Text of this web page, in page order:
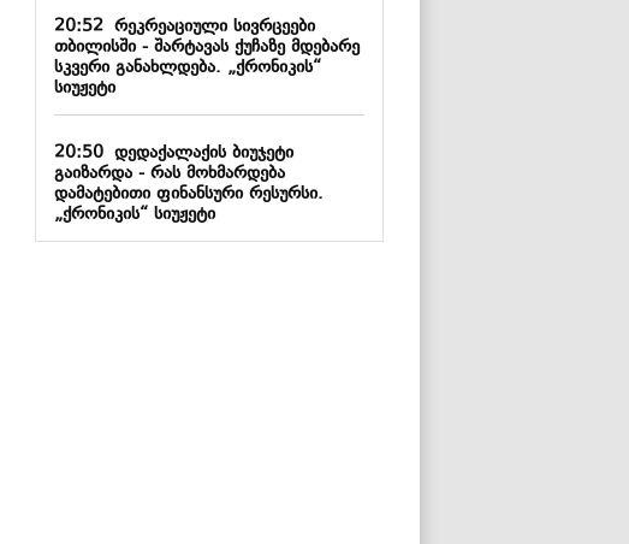
20:52რეკრეაციული სივრცეები
თბილისში - შარტავას ქუჩაზე მდებარე
სკვერი განახლდება. „ქრონიკის“
სიუჟეტი
20:50დედაქალაქის ბიუჯეტი
გაიზარდა - რას მოხმარდება
დამატებითი ფინანსური რესურსი.
„ქრონიკის“ სიუჟეტი